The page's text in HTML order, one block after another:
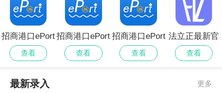
招商港口ePort
无会员
查看
招商港口ePort
会员免登录
查看
招商港口ePort
全新版本
查看
法立正最新官
方
查看
最新录入 更多